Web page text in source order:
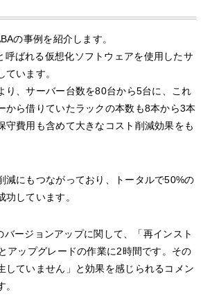
の事例を紹介します。
ばれる仮想化ソフトウェアを使用したサ
ています。
り、サーバー台数を80台から5台に、これ
から借りていたラックの本数も8本から3本
守費用も含めて大きなコスト削減効果をも
減にもつながっており、トータルで50%の
しています。
ージョンアップに関して、「再インスト
アップグレードの作業に2時間です。その
していません」と効果を感じられるコメン